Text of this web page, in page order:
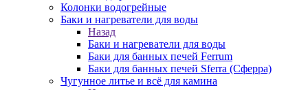
Колонки водогрейные
Баки и нагреватели для воды
Назад
Баки и нагреватели для воды
Баки для банных печей Ferrum
Баки для банных печей Sferra (Сферра)
Чугунное литье и всё для камина